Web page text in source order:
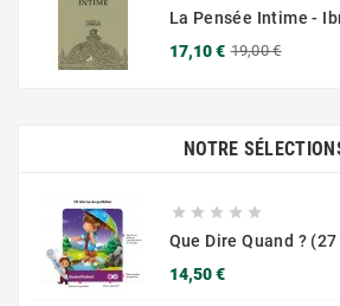
17,10 € 19,00 €
NOTRE
    
14,50 €Prix